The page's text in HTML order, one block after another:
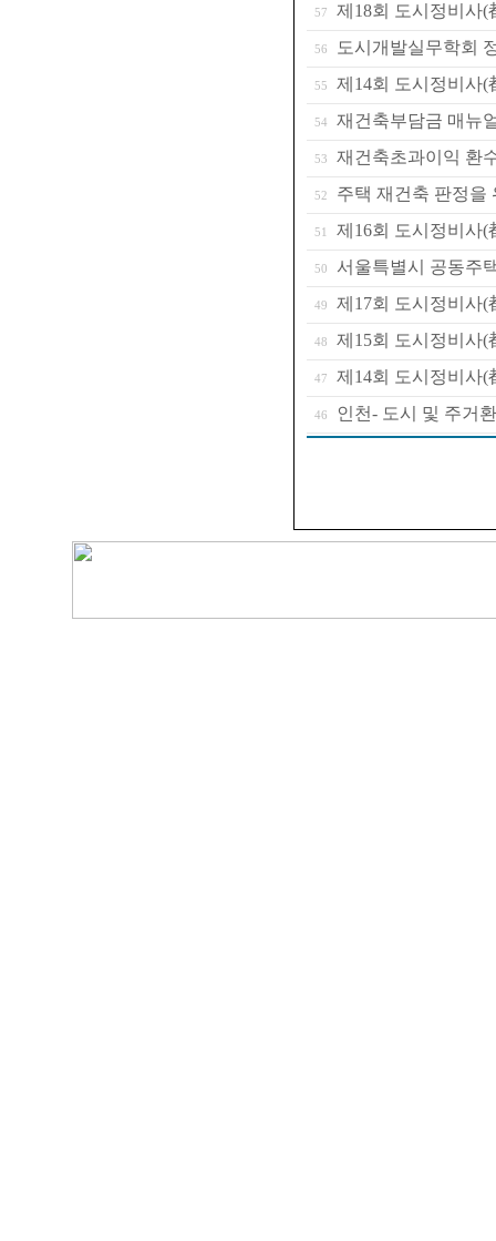
57 제18회 도시정비사(
56 도시개발실무학회
55 제14회 도시정비사
54 재건축부담금 매뉴
53 재건축초과이익 환
52 주택 재건축 판정을
51 제16회 도시정비사(
50 서울특별시 공동주
49 제17회 도시정비사(
48 제15회 도시정비사(
47 제14회 도시정비사(
46 인천- 도시 및 주거